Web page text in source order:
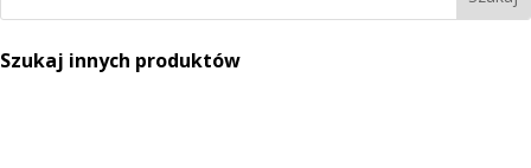
Szukaj innych produktów